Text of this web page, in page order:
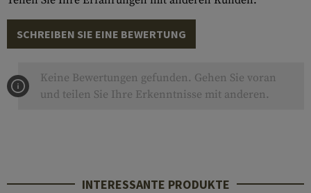
SCHREIBEN SIE EINE BEWERTUNG
Keine Bewertungen gefunden. Gehen Sie voran
und teilen Sie Ihre Erkenntnisse mit anderen.
INTERESSANTE PRODUKTE